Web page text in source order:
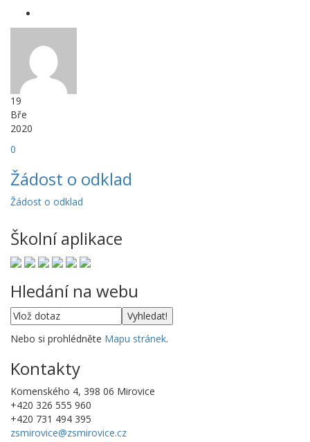
19
Bře
2020
0
Žádost o odklad
Žádost o odklad
Školní aplikace
Hledání na webu
Nebo si prohlédněte Mapu stránek.
Kontakty
Komenského 4, 398 06 Mirovice
+420 326 555 960
+420 731 494 395
zsmirovice@zsmirovice.cz